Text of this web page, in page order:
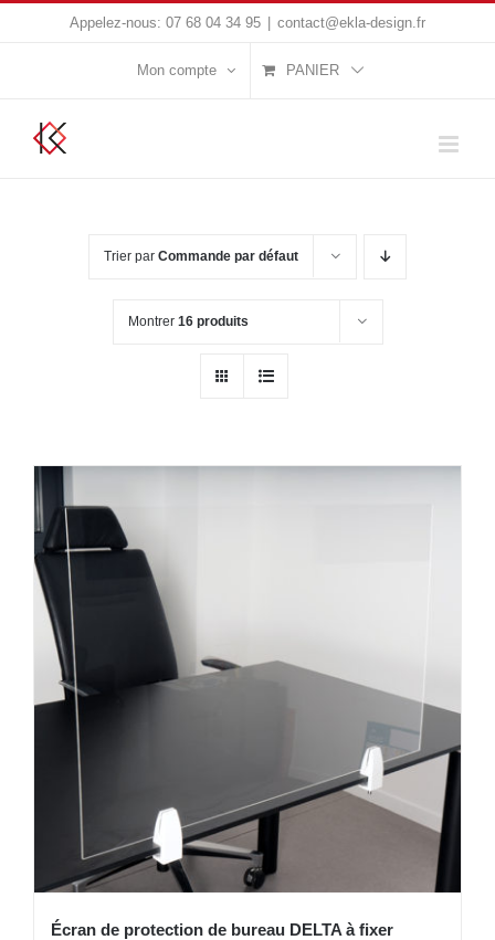
Appelez-nous: 07 68 04 34 95 contact@ekla-design.fr
Mon compte PANIER
Trier par Commande par défaut
Montrer 16 produits
Écran de protection de bureau DELTA à fixer